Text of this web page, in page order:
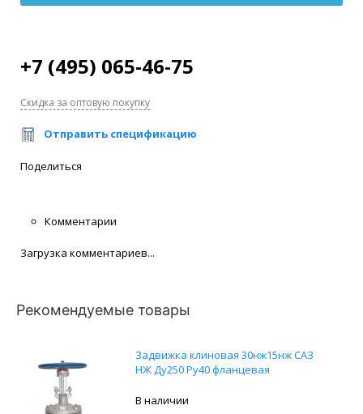
+7 (495) 065-46-75
Скидка за оптовую покупку
Отправить спецификацию
Поделиться
Комментарии
Загрузка комментариев...
Рекомендуемые товары
Задвижка клиновая 30нж15нж САЗ
НЖ Ду250 Ру40 фланцевая
В наличии